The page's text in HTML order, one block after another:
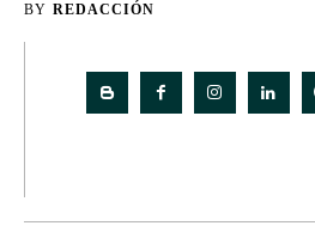
BY REDACCIÓN